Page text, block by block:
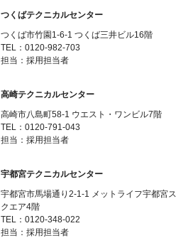
つくばテクニカルセンター
つくば市竹園1-6-1 つくば三井ビル16階
TEL：0120-982-703
担当：採用担当者
高崎テクニカルセンター
高崎市八島町58-1 ウエスト・ワンビル7階
TEL：0120-791-043
担当：採用担当者
宇都宮テクニカルセンター
宇都宮市馬場通り2-1-1 メットライフ宇都宮ス
クエア4階
TEL：0120-348-022
担当：採用担当者